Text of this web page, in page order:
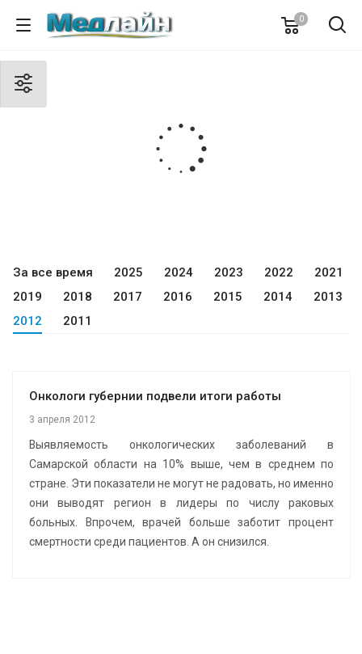
0
За все время 2025 2024 2023 2022
2021
2019
2018 2017 2016 2015 2014
2013
2012
2011
Онкологи губернии подвели итоги работы
3 апреля 2012
Выявляемость онкологических заболеваний в
Самарской области на 10% выше, чем в среднем по
стране. Эти показатели не могут не радовать, но именно
они выводят регион в лидеры по числу раковых
больных. Впрочем, врачей больше заботит процент
смертности среди пациентов. А он снизился.